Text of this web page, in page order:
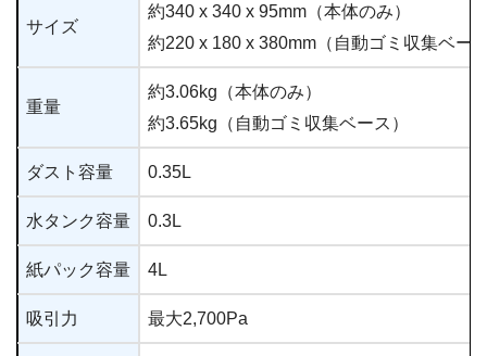
サイズ
約340 x 340 x 95mm（本体のみ）
約220 x 180 x 380mm（自動ゴミ収集ベー
重量
約3.06kg（本体のみ）
約3.65kg（自動ゴミ収集ベース）
ダスト容量 0.35L
水タンク容量 0.3L
紙パック容量 4L
吸引力 最大2,700Pa